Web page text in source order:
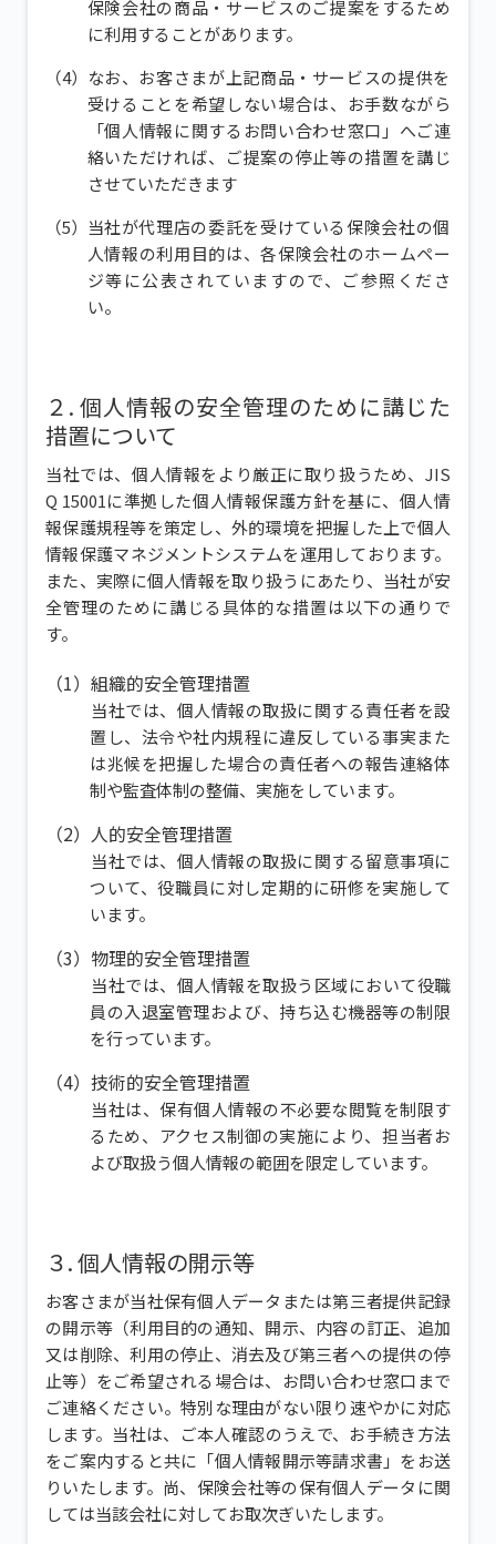
保険会社の商品・サービスのご提案をするため
に利用することがあります。
なお、お客さまが上記商品・サービスの提供を
受けることを希望しない場合は、お手数ながら
「個人情報に関するお問い合わせ窓口」へご連
絡いただければ、ご提案の停止等の措置を講じ
させていただきます
当社が代理店の委託を受けている保険会社の個
人情報の利用目的は、各保険会社のホームペー
ジ等に公表されていますので、ご参照くださ
い。
２. 個人情報の安全管理のために講じた
措置について
当社では、個人情報をより厳正に取り扱うため、JIS
Q 15001に準拠した個人情報保護方針を基に、個人情
報保護規程等を策定し、外的環境を把握した上で個人
情報保護マネジメントシステムを運用しております。
また、実際に個人情報を取り扱うにあたり、当社が安
全管理のために講じる具体的な措置は以下の通りで
す。
（1）組織的安全管理措置
当社では、個人情報の取扱に関する責任者を設
置し、法令や社内規程に違反している事実また
は兆候を把握した場合の責任者への報告連絡体
制や監査体制の整備、実施をしています。
（2）人的安全管理措置
当社では、個人情報の取扱に関する留意事項に
ついて、役職員に対し定期的に研修を実施して
います。
（3）物理的安全管理措置
当社では、個人情報を取扱う区域において役職
員の入退室管理および、持ち込む機器等の制限
を行っています。
（4）技術的安全管理措置
当社は、保有個人情報の不必要な閲覧を制限す
るため、アクセス制御の実施により、担当者お
よび取扱う個人情報の範囲を限定しています。
３. 個人情報の開示等
お客さまが当社保有個人データまたは第三者提供記録
の開示等（利用目的の通知、開示、内容の訂正、追加
又は削除、利用の停止、消去及び第三者への提供の停
止等）をご希望される場合は、お問い合わせ窓口まで
ご連絡ください。特別な理由がない限り速やかに対応
します。当社は、ご本人確認のうえで、お手続き方法
をご案内すると共に「個人情報開示等請求書」をお送
りいたします。尚、保険会社等の保有個人データに関
しては当該会社に対してお取次ぎいたします。